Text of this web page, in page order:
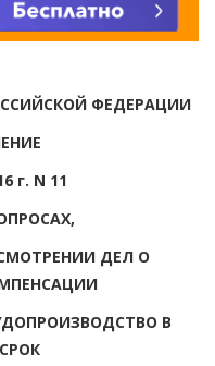
ФЕДЕРАЦИИ
г. N 11
ДЕЛ О
В